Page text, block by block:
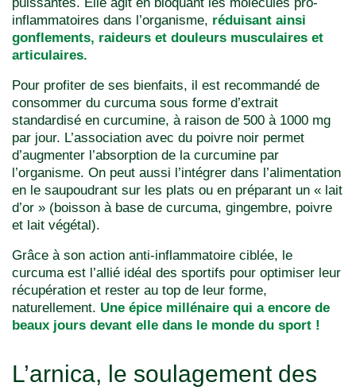
inflammatoires dans l’organisme, réduisant ainsi
gonflements, raideurs et douleurs musculaires et
articulaires.
Pour profiter de ses bienfaits, il est recommandé de
consommer du curcuma sous forme d’extrait
standardisé en curcumine, à raison de 500 à 1000 mg
par jour. L’association avec du poivre noir permet
d’augmenter l’absorption de la curcumine par
l’organisme. On peut aussi l’intégrer dans l’alimentation
en le saupoudrant sur les plats ou en préparant un « lait
d’or » (boisson à base de curcuma, gingembre, poivre
et lait végétal).
Grâce à son action anti-inflammatoire ciblée, le
curcuma est l’allié idéal des sportifs pour optimiser leur
récupération et rester au top de leur forme,
naturellement. Une épice millénaire qui a encore de
beaux jours devant elle dans le monde du sport !
L’arnica, le soulagement des